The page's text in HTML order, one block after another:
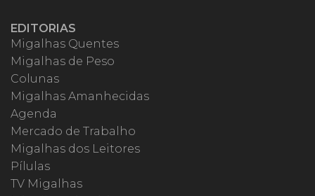
EDITORIAS
Migalhas Quentes
Migalhas de Peso
Colunas
Migalhas Amanhecidas
Agenda
Mercado de Trabalho
Migalhas dos Leitores
Pílulas
TV Migalhas